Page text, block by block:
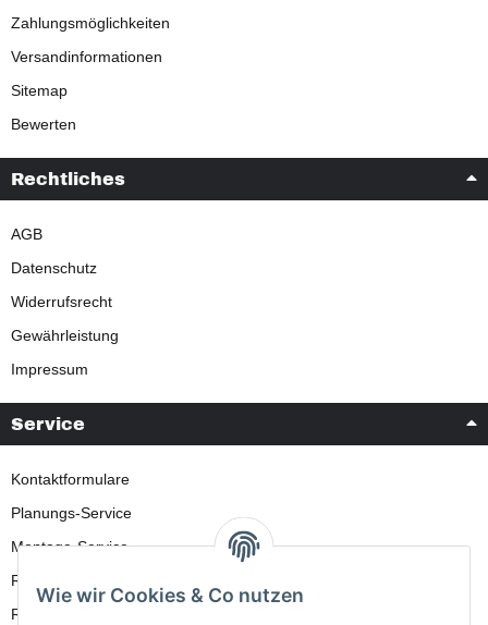
Zahlungsmöglichkeiten
Versandinformationen
Sitemap
Bewerten
Rechtliches
AGB
Datenschutz
Widerrufsrecht
Gewährleistung
Impressum
Service
Kontaktformulare
Planungs-Service
Montage-Service
Reparatur-Service
Retouren-Service
Wie wir Cookies & Co nutzen